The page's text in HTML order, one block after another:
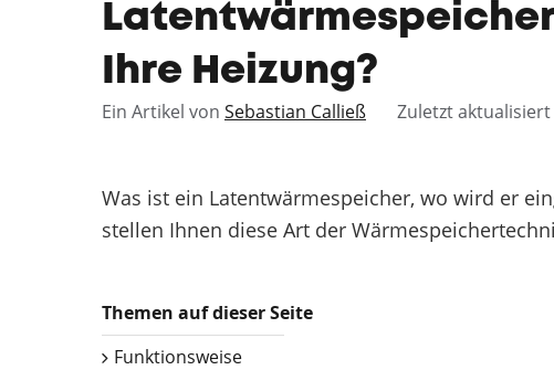
Ihre Heizung?
Ein Artikel von Sebastian Calließ Zuletzt aktualisiert
Was ist ein Latentwärmespeicher, wo wird er
stellen Ihnen diese Art der
Themen auf dieser Seite
Funktionsweise